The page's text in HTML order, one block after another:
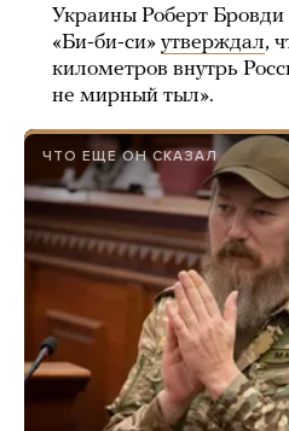
Украины Роберт
«Би-би-си» утверждал,
километров внутрь
не мирный тыл».
ЧТО ЕЩЕ ОН СКАЗАЛ